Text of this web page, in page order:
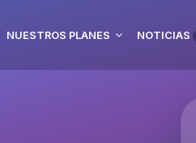
NUESTROS PLANES NOTICIAS